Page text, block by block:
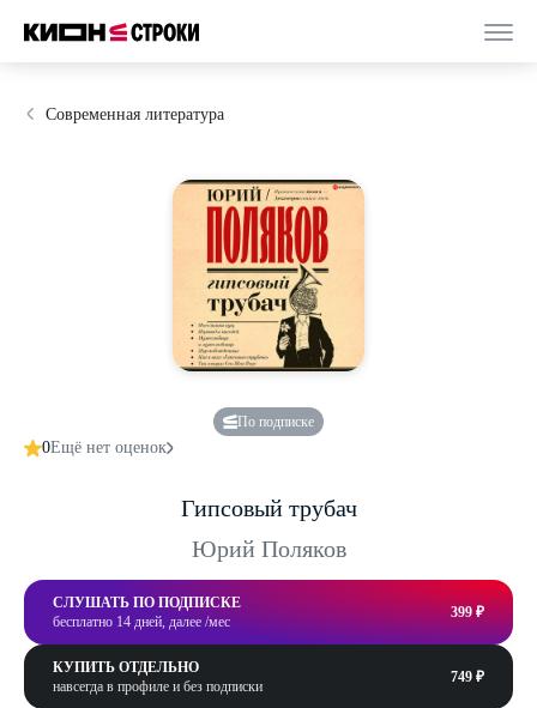
Современная литература
По подписке
0Ещё нет оценок
Гипсовый трубач
Юрий Поляков
СЛУШАТЬ ПО ПОДПИСКЕ
бесплатно 14 дней, далее /мес
399 ₽
КУПИТЬ ОТДЕЛЬНО
навсегда в профиле и без подписки
749 ₽